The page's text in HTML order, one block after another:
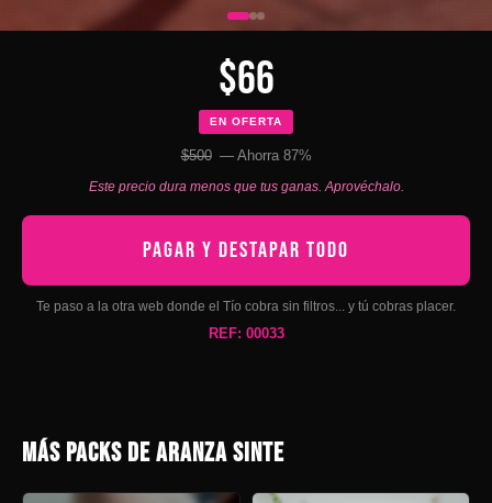
$66
EN OFERTA
$500 — Ahorra 87%
Este precio dura menos que tus ganas. Aprovéchalo.
PAGAR Y DESTAPAR TODO
Te paso a la otra web donde el Tío cobra sin filtros... y tú cobras placer.
REF: 00033
MÁS PACKS DE ARANZA SINTE